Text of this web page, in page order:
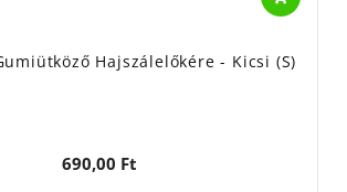
Hajszálelőkére - Kicsi (S)
690,00 Ft